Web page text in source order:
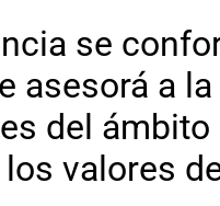
se
asesorá a
del
valores